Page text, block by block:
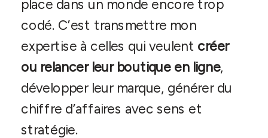
place dans un monde encore trop
codé. C’est transmettre mon
expertise à celles qui veulent créer
ou relancer leur boutique en ligne,
développer leur marque, générer du
chiffre d’affaires avec sens et
stratégie.